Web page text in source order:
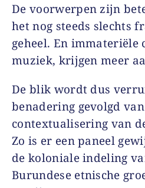
De voorwerpen zijn
het nog steeds slechts
geheel. En
muziek, krijgen meer
De blik wordt dus
benadering gevolgd
contextualisering van
Zo is er een paneel
de koloniale indeling
Burundese etnische